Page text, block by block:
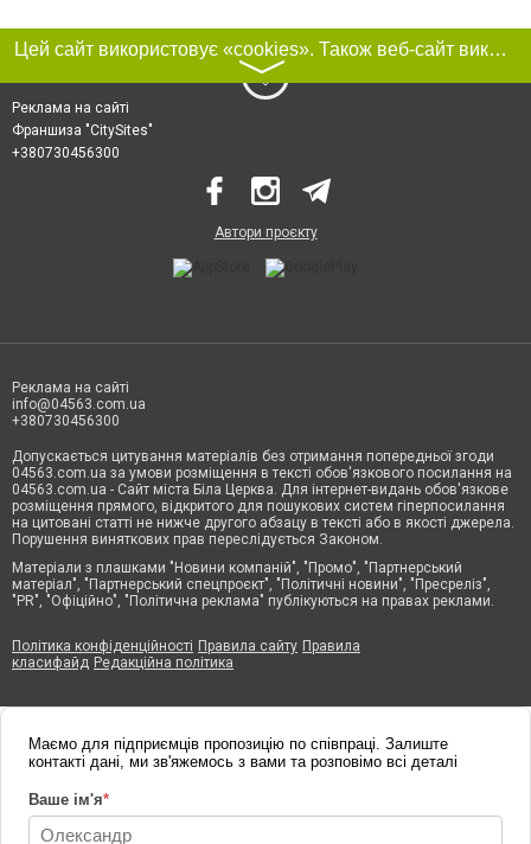
Цей сайт використовує «cookies». Також веб-сайт використовує інтернет-сервіс для збору технічних даних стосовно відвідувачів з метою отримання маркетингової та статистичної інформації. Умови обробки даних відвідувачів сайту див.
〉
Реклама на сайті
Франшиза "CitySites"
+380730456300
Автори проєкту
Реклама на сайті
info@04563.com.ua
+380730456300
Допускається цитування матеріалів без отримання попередньої згоди
04563.com.ua за умови розміщення в тексті обов'язкового посилання на
04563.com.ua - Сайт міста Біла Церква. Для інтернет-видань обов'язкове
розміщення прямого, відкритого для пошукових систем гіперпосилання
на цитовані статті не нижче другого абзацу в тексті або в якості джерела.
Порушення виняткових прав переслідується Законом.
Матеріали з плашками "Новини компаній", "Промо", "Партнерський
матеріал", "Партнерський спецпроєкт", "Політичні новини", "Пресреліз",
"PR", "Офіційно", "Політична реклама" публікуються на правах реклами.
Політика конфіденційності Правила сайту Правила
класифайд Редакційна політика
Маємо для підприємців пропозицію по співпраці. Залиште
контакті дані, ми зв'яжемось з вами та розповімо всі деталі
Ваше ім'я*